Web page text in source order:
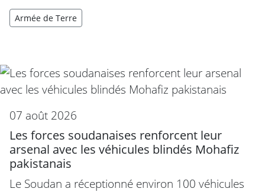
Armée de Terre
07 août 2026
Les forces soudanaises renforcent leur
arsenal avec les véhicules blindés Mohafiz
pakistanais
Le Soudan a réceptionné environ 100 véhicules